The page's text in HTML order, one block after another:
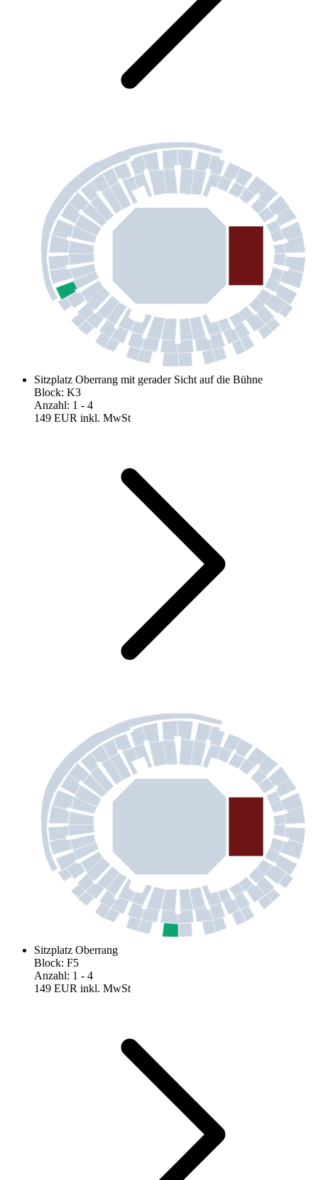
Sitzplatz Oberrang mit gerader Sicht auf die Bühne
Block: K3
Anzahl: 1 - 4
149 EUR inkl. MwSt
Sitzplatz Oberrang
Block: F5
Anzahl: 1 - 4
149 EUR inkl. MwSt